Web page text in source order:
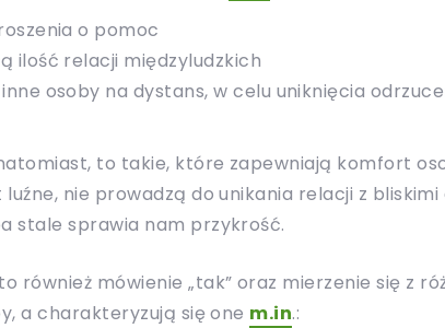
o pomoc
ilość relacji międzyludzkich
osoby na dystans, w celu uniknięcia
to takie, które zapewniają komfort
nie prowadzą do unikania relacji z
stale sprawia nam przykrość.
również mówienie „tak” oraz mierzenie się z
a charakteryzują się one m.in.: